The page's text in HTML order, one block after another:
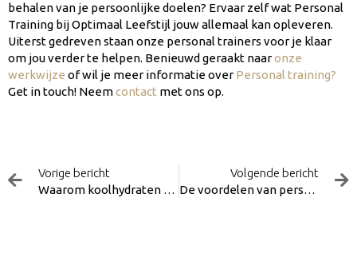
behalen van je persoonlijke doelen? Ervaar zelf wat Personal
Training bij Optimaal Leefstijl jouw allemaal kan opleveren.
Uiterst gedreven staan onze personal trainers voor je klaar
om jou verder te helpen. Benieuwd geraakt naaronze
werkwijze of wil je meer informatie over Personal training?
Get in touch! Neemcontact met ons op.
Vorige bericht
Waarom koolhydraten belangrijk zijn
Volgende bericht
De voordelen van personal training